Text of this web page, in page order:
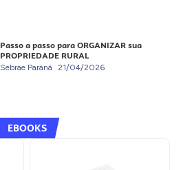
Passo a passo para ORGANIZAR sua
PROPRIEDADE RURAL
Sebrae Paraná 21/04/2026
EBOOKS